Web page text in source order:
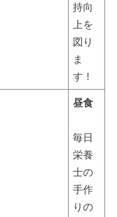
持向
上を
図り
ま
す！
昼食
毎日
栄養
士の
手作
りの